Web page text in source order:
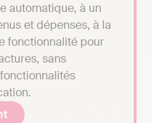
automatique, à un
et dépenses, à la
fonctionnalité pour
sans